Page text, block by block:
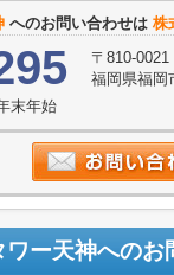
へのお問い合わせは 株
〒810-0021
福岡県福岡
末年始
ワー天神へのお